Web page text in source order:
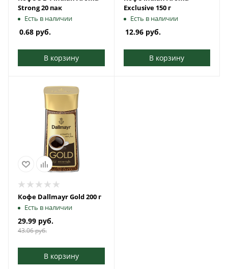
Strong 20 пак
Есть в наличии
0.68 руб.
В корзину
Exclusive 150 г
Есть в наличии
12.96руб.
В корзину
Кофе Dallmayr Gold 200 г
Есть в наличии
29.99 руб.
43.06руб.
В корзину